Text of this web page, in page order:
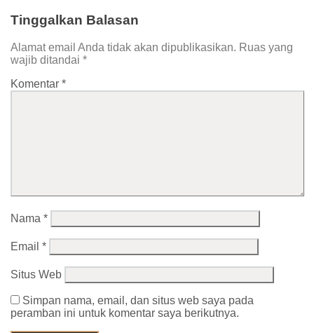
Tinggalkan Balasan
Alamat email Anda tidak akan dipublikasikan. Ruas yang
wajib ditandai *
Komentar *
Nama *
Email *
Situs Web
Simpan nama, email, dan situs web saya pada
peramban ini untuk komentar saya berikutnya.